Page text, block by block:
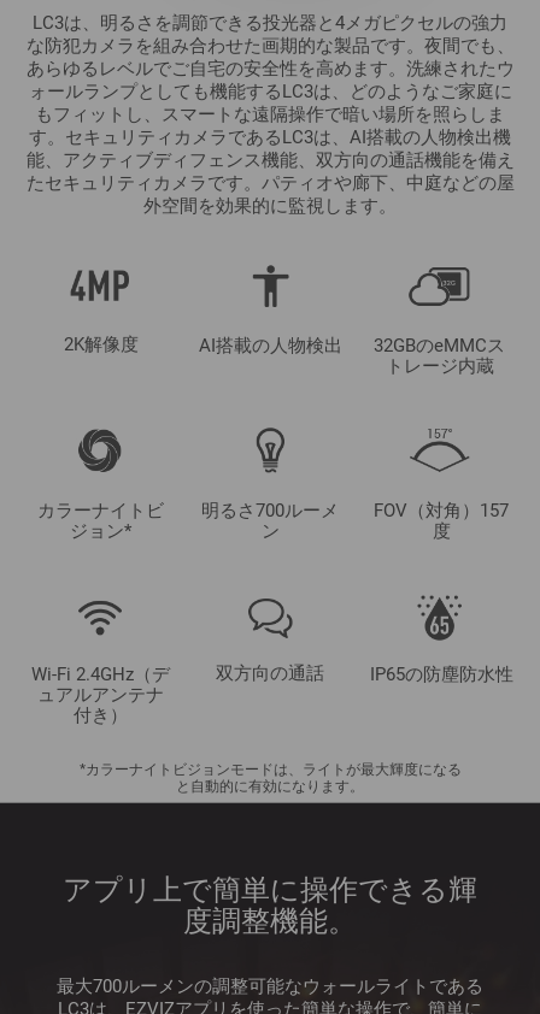
LC3は、明るさを調節できる投光器と4メガピクセルの強力
な防犯カメラを組み合わせた画期的な製品です。夜間でも、
あらゆるレベルでご自宅の安全性を高めます。洗練されたウ
ォールランプとしても機能するLC3は、どのようなご家庭に
もフィットし、スマートな遠隔操作で暗い場所を照らしま
す。セキュリティカメラであるLC3は、AI搭載の人物検出機
能、アクティブディフェンス機能、双方向の通話機能を備え
たセキュリティカメラです。パティオや廊下、中庭などの屋
外空間を効果的に監視します。
2K解像度 AI搭載の人物検出
カラーナイトビ
ジョン*
双方向の通話
32GBのeMMCス
トレージ内蔵
FOV（対角）157
度
明るさ700ルーメ
ン
Wi-Fi 2.4GHz（デ
ュアルアンテナ
付き）
IP65の防塵防水性
*カラーナイトビジョンモードは、ライトが最大輝度になる
と自動的に有効になります。
アプリ上で簡単に操作できる輝
度調整機能。
最大700ルーメンの調整可能なウォールライトである
LC3は、EZVIZアプリを使った簡単な操作で、簡単に